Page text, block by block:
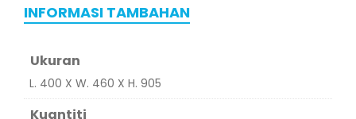
INFORMASI TAMBAHAN
Ukuran
L. 400 X W. 460 X H. 905
Kuantiti